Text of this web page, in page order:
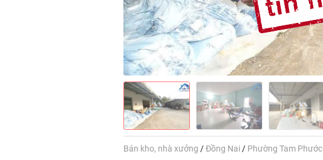
Bán kho, nhà xưởng /Đồng Nai / Phường Tam Phước